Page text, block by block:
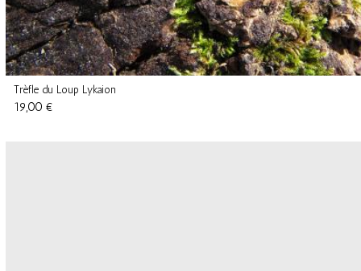
Trèfle du Loup Lykaion
19,00 €